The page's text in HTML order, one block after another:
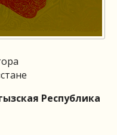
Республика